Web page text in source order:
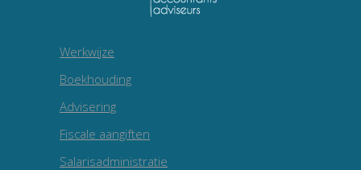
Werkwijze
Boekhouding
Advisering
Fiscale aangiften
Salarisadministratie